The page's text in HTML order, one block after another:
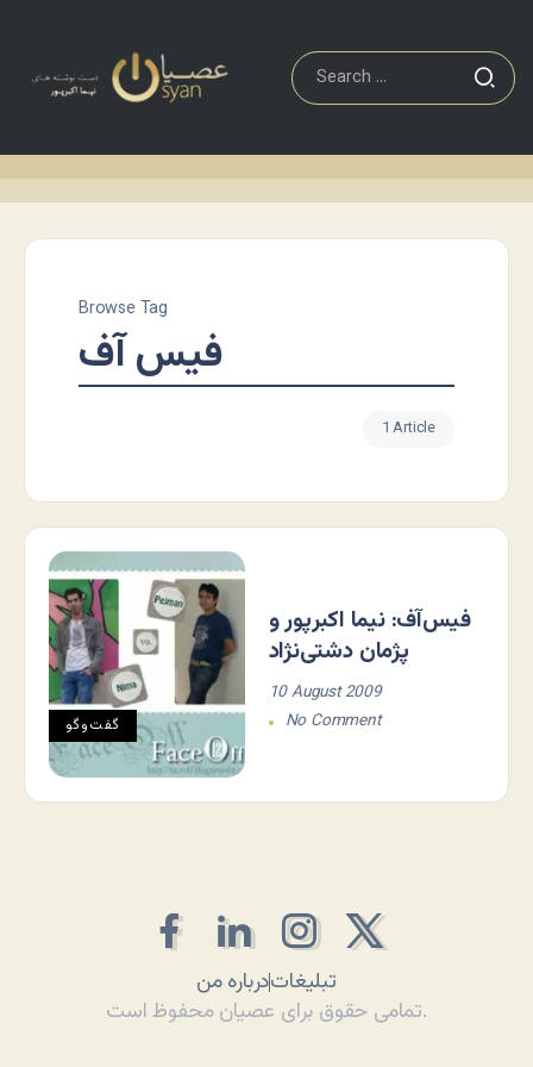
Browse Tag
فیس آف
1 Article
گفت‌وگو
فیس‌آف: نیما اکبرپور و
پژمان دشتی‌نژاد
10 August 2009
No Comment
درباره منتبلیغات
تمامی حقوق برای عصیان محفوظ است.